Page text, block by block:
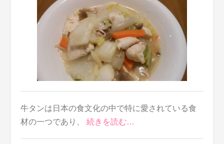
牛タンは日本の食文化の中で特に愛されている食
材の一つであり、 続きを読む…